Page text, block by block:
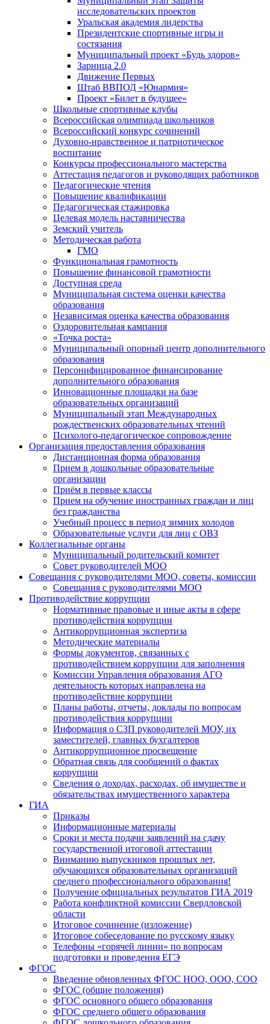
исследовательских проектов
Уральская академия лидерства
Президентские спортивные игры и
состязания
Муниципальный проект «Будь здоров»
Зарница 2.0
Движение Первых
Штаб ВВПОД «Юнармия»
Проект «Билет в будущее»
Школьные спортивные клубы
Всероссийская олимпиада школьников
Всероссийский конкурс сочинений
Духовно-нравственное и патриотическое
воспитание
Конкурсы профессионального мастерства
Аттестация педагогов и руководящих работников
Педагогические чтения
Повышение квалификации
Педагогическая стажировка
Целевая модель наставничества
Земский учитель
Методическая работа
ГМО
Функциональная грамотность
Повышение финансовой грамотности
Доступная среда
Муниципальная система оценки качества
образования
Независимая оценка качества образования
Оздоровительная кампания
«Точка роста»
Муниципальный опорный центр дополнительного
образования
Персонифицированное финансирование
дополнительного образования
Инновационные площадки на базе
образовательных организаций
Муниципальный этап Международных
рождественских образовательных чтений
Психолого-педагогическое сопровождение
Организация предоставления образования
Дистанционная форма образования
Прием в дошкольные образовательные
организации
Приём в первые классы
Прием на обучение иностранных граждан и лиц
без гражданства
Учебный процесс в период зимних холодов
Образовательные услуги для лиц с ОВЗ
Коллегиальные органы
Муниципальный родительский комитет
Совет руководителей МОО
Совещания с руководителями МОО, советы, комиссии
Совещания с руководителями МОО
Противодействие коррупции
Нормативные правовые и иные акты в сфере
противодействия коррупции
Антикоррупционная экспертиза
Методические материалы
Формы документов, связанных с
противодействием коррупции для заполнения
Комиссии Управления образования АГО
деятельность которых направлена на
противодействие коррупции
Планы работы, отчеты, доклады по вопросам
противодействия коррупции
Информация о СЗП руководителей МОУ, их
заместителей, главных бухгалтеров
Антикоррупционное просвещение
Обратная связь для сообщений о фактах
коррупции
Сведения о доходах, расходах, об имуществе и
обязательствах имущественного характера
ГИА
Приказы
Информационные материалы
Сроки и места подачи заявлений на сдачу
государственной итоговой аттестации
Вниманию выпускников прошлых лет,
обучающихся образовательных организаций
среднего профессионального образования!
Получение официальных результатов ГИА 2019
Работа конфликтной комиссии Свердловской
области
Итоговое сочинение (изложение)
Итоговое собеседование по русскому языку
Телефоны «горячей линии» по вопросам
подготовки и проведения ЕГЭ
ФГОС
Введение обновленных ФГОС НОО, ООО, СОО
ФГОС (общие положения)
ФГОС основного общего образования
ФГОС среднего общего образования